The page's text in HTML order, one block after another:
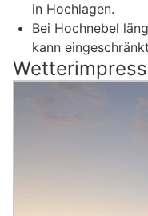
in Hochlagen.
Bei Hochnebel
kann